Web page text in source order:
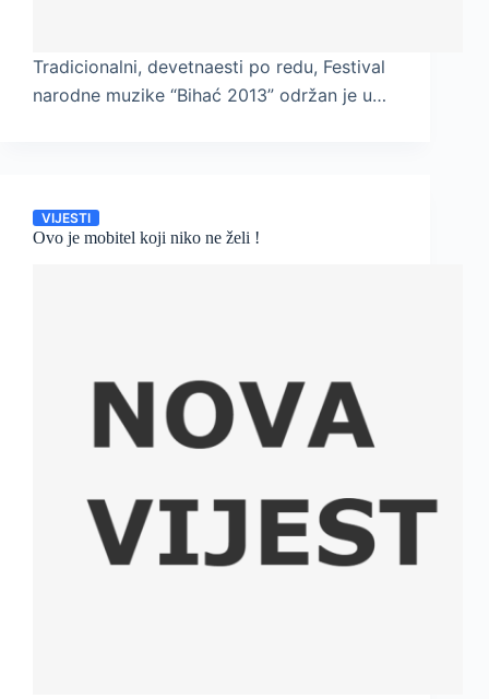
Tradicionalni, devetnaesti po redu, Festival
narodne muzike “Bihać 2013” održan je u…
VIJESTI
Ovo je mobitel koji niko ne želi !